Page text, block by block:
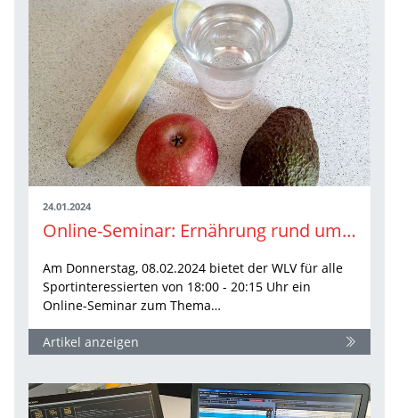
24.01.2024
Online-Seminar: Ernährung rund um Training und Wettkampf
Am Donnerstag, 08.02.2024 bietet der WLV für alle
Sportinteressierten von 18:00 - 20:15 Uhr ein
Online-Seminar zum Thema…
Artikel anzeigen